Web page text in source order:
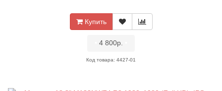
Купить
4 800р.
Код товара: 4427-01